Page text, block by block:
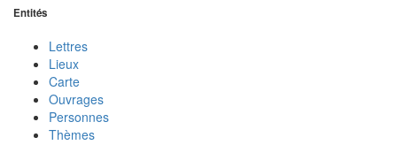
Entités
Lettres
Lieux
Carte
Ouvrages
Personnes
Thèmes